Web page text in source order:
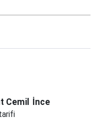
Cemil İnce